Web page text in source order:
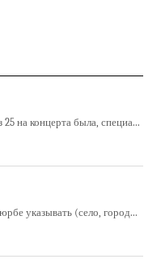
на концерта была, специа...
указывать (село, город...